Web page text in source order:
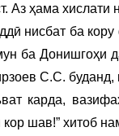
Аз ҳама
нисбат ба
ба Донишгоҳи
С.С.
карда,
шав!” хитоб